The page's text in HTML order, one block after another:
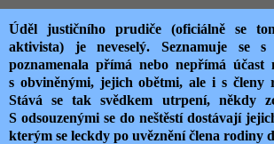
Úděl justičního prudiče (oficiálně se
aktivista) je neveselý. Seznamuje se
poznamenala přímá nebo nepřímá účast
s obviněnými, jejich obětmi, ale i s členy
Stává se tak svědkem utrpení, někdy
S odsouzenými se do neštěstí dostávají
kterým se leckdy po uvěznění člena rodiny